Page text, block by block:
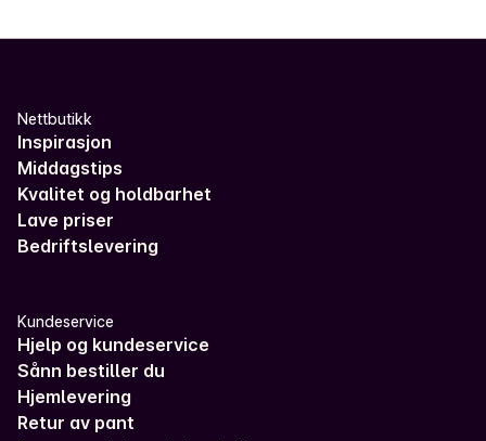
Nettbutikk
Inspirasjon
Middagstips
Kvalitet og holdbarhet
Lave priser
Bedriftslevering
Kundeservice
Hjelp og kundeservice
Sånn bestiller du
Hjemlevering
Retur av pant